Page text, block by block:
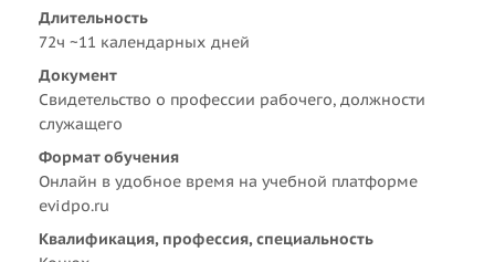
Длительность
72ч ~11 календарных дней
Документ
Свидетельство о профессии рабочего, должности
служащего
Формат обучения
Онлайн в удобное время на учебной платформе
evidpo.ru
Квалификация, профессия, специальность